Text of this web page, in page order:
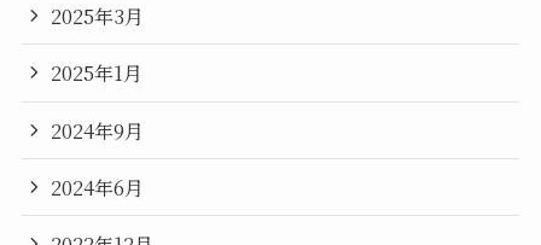
2025年3月
2025年1月
2024年9月
2024年6月